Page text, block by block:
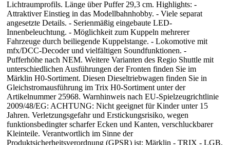
Lichtraumprofils. Länge über Puffer 29,3 cm. Highlights: -
Attraktiver Einstieg in das Modellbahnhobby. - Viele separat
angesetzte Details. - Serienmäßig eingebaute LED-
Innenbeleuchtung. - Möglichkeit zum Kuppeln mehrerer
Fahrzeuge durch beiliegende Kuppelstange. - Lokomotive mit
mfx/DCC-Decoder und vielfältigen Soundfunktionen. -
Pufferhöhe nach NEM. Weitere Varianten des Regio Shuttle mit
unterschiedlichen Ausführungen der Fronten finden Sie im
Märklin H0-Sortiment. Diesen Dieseltriebwagen finden Sie in
Gleichstromausführung im Trix H0-Sortiment unter der
Artikelnummer 25968. Warnhinweis nach EU-Spielzeugrichtlinie
2009/48/EG: ACHTUNG: Nicht geeignet für Kinder unter 15
Jahren. Verletzungsgefahr und Erstickungsrisiko, wegen
funktionsbedingter scharfer Ecken und Kanten, verschluckbarer
Kleinteile. Verantwortlich im Sinne der
Produktsicherheitsverordnung (GPSR) ist: Märklin - TRIX - LGB,